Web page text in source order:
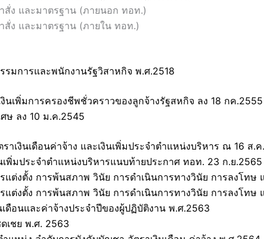
ง และมาตรฐาน (ภายนอก ทอท.)
ง และมาตรฐาน (ภายใน ทอท.)
มการและพนักงานรัฐวิสาหกิจ พ.ศ.2518
นเพิ่มการครองชีพชั่วคราวของลูกจ้างรัฐสหกิจ ลง 18 กค.2555
ษ ลง 10 ม.ค.2545
าเงินเดือนค่าจ้าง และเงินเพิ่มประจำตำแหน่งบริหาร ณ 16 ส.
พิ่มประจำตำแหน่งบริหารแนบท้ายประกาศ ทอท. 23 ก.ย.2565
แต่งตั้ง การพ้นสภาพ วินัย การดำเนินการทางวินัย การลงโท
แต่งตั้ง การพ้นสภาพ วินัย การดำเนินการทางวินัย การลงโท
เดือนและค่าจ้างประจำปีของผู้ปฏิบัติงาน พ.ศ.2563
เชย พ.ศ. 2563